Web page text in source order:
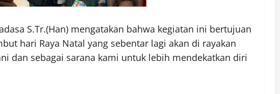
S.Tr.(Han) mengatakan bahwa kegiatan ini bertujuan
hari Raya Natal yang sebentar lagi akan di rayakan
dan sebagai sarana kami untuk lebih mendekatkan diri